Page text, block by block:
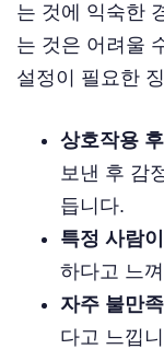
는 것에 익숙한
는 것은 어려울
설정이 필요한
상호작용
보낸 후 감
듭니다.
특정 사람
하다고 느
자주 불만
다고 느낍